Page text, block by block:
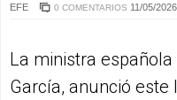
EFE 0 COMENTARIOS 11/05/
La ministra
García, anunció